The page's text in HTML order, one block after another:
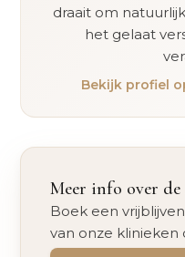
draait om
het gelaat
Bekijk profiel
Meer info over de
Boek een
van onze klinieken